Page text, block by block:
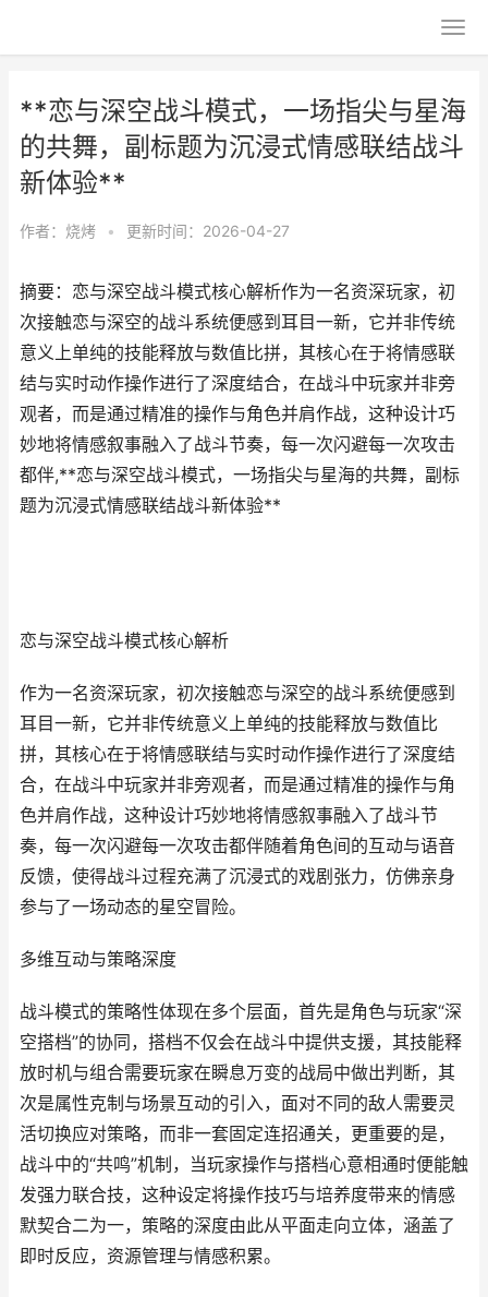
**恋与深空战斗模式，一场指尖与星海
的共舞，副标题为沉浸式情感联结战斗
新体验**
作者： 烧烤 • 更新时间：2026-04-27
摘要：恋与深空战斗模式核心解析作为一名资深玩家，初
次接触恋与深空的战斗系统便感到耳目一新，它并非传统
意义上单纯的技能释放与数值比拼，其核心在于将情感联
结与实时动作操作进行了深度结合，在战斗中玩家并非旁
观者，而是通过精准的操作与角色并肩作战，这种设计巧
妙地将情感叙事融入了战斗节奏，每一次闪避每一次攻击
都伴,**恋与深空战斗模式，一场指尖与星海的共舞，副标
题为沉浸式情感联结战斗新体验**
恋与深空战斗模式核心解析
作为一名资深玩家，初次接触恋与深空的战斗系统便感到
耳目一新，它并非传统意义上单纯的技能释放与数值比
拼，其核心在于将情感联结与实时动作操作进行了深度结
合，在战斗中玩家并非旁观者，而是通过精准的操作与角
色并肩作战，这种设计巧妙地将情感叙事融入了战斗节
奏，每一次闪避每一次攻击都伴随着角色间的互动与语音
反馈，使得战斗过程充满了沉浸式的戏剧张力，仿佛亲身
参与了一场动态的星空冒险。
多维互动与策略深度
战斗模式的策略性体现在多个层面，首先是角色与玩家“深
空搭档”的协同，搭档不仅会在战斗中提供支援，其技能释
放时机与组合需要玩家在瞬息万变的战局中做出判断，其
次是属性克制与场景互动的引入，面对不同的敌人需要灵
活切换应对策略，而非一套固定连招通关，更重要的是，
战斗中的“共鸣”机制，当玩家操作与搭档心意相通时便能触
发强力联合技，这种设定将操作技巧与培养度带来的情感
默契合二为一，策略的深度由此从平面走向立体，涵盖了
即时反应，资源管理与情感积累。